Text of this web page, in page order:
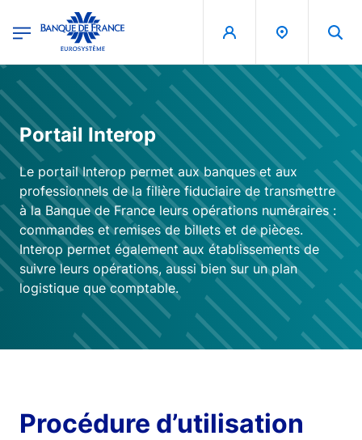
Banque de France - Menu Principal
Portail Interop
Le portail Interop permet aux banques et aux
professionnels de la filière fiduciaire de transmettre
à la Banque de France leurs opérations numéraires :
commandes et remises de billets et de pièces.
Interop permet également aux établissements de
suivre leurs opérations, aussi bien sur un plan
logistique que comptable.
Procédure d’utilisation